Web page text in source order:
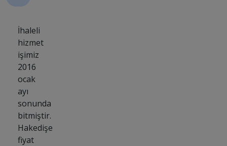
İhaleli
hizmet
işimiz
2016
ocak
ayı
sonunda
bitmiştir.
Hakedişe
fiyat